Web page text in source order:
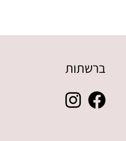
ברשתות